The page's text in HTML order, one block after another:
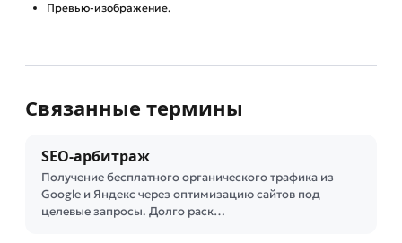
Превью-изображение.
Связанные термины
SEO-арбитраж
Получение бесплатного органического трафика из
Google и Яндекс через оптимизацию сайтов под
целевые запросы. Долго раск…